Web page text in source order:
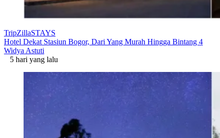
TripZillaSTAYS
Hotel Dekat Stasiun Bogor, Dari Yang Murah Hingga Bintang 4
Widya Astuti
5 hari yang lalu